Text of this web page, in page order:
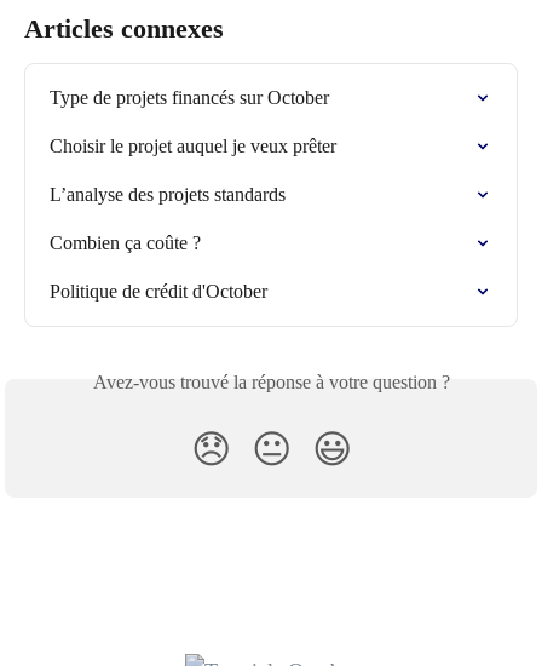
Articles connexes
Type de projets financés sur October
Choisir le projet auquel je veux prêter
L’analyse des projets standards
Combien ça coûte ?
Politique de crédit d'October
Avez-vous trouvé la réponse à votre question ?
😞 😐 😃